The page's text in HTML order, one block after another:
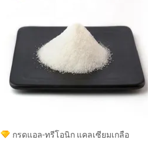
กรดแอล-ทรีโอนิก แคลเซียมเกลือ